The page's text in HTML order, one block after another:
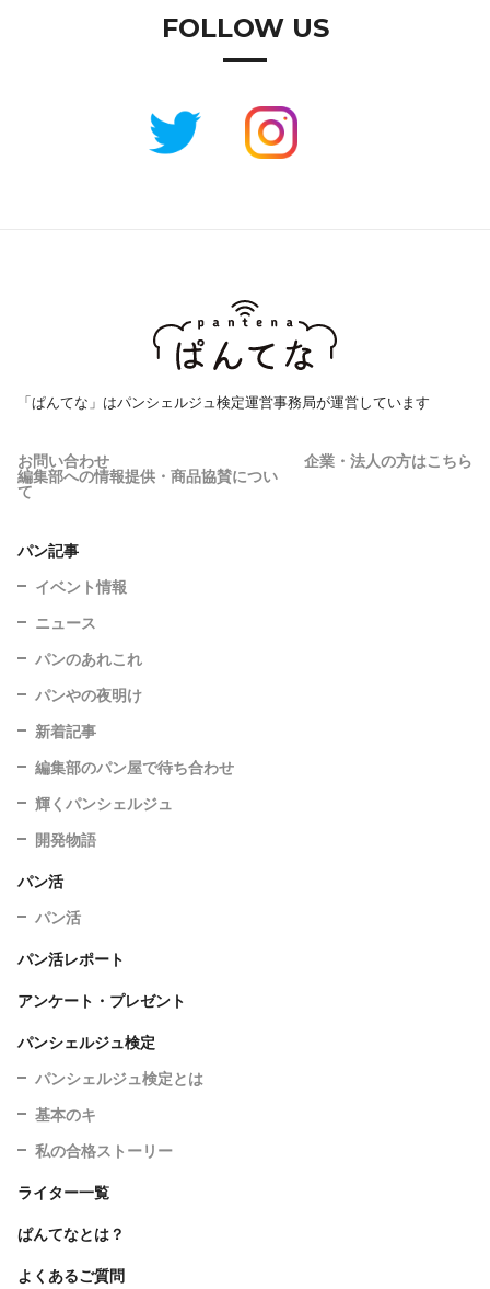
FOLLOW US
「ぱんてな」はパンシェルジュ検定運営事務局が運営しています
お問い合わせ 企業・法人の方はこちら
編集部への情報提供・商品協賛につい
て
パン記事
イベント情報
ニュース
パンのあれこれ
パンやの夜明け
新着記事
編集部のパン屋で待ち合わせ
輝くパンシェルジュ
開発物語
パン活
パン活
パン活レポート
アンケート・プレゼント
パンシェルジュ検定
パンシェルジュ検定とは
基本のキ
私の合格ストーリー
ライター一覧
ぱんてなとは？
よくあるご質問